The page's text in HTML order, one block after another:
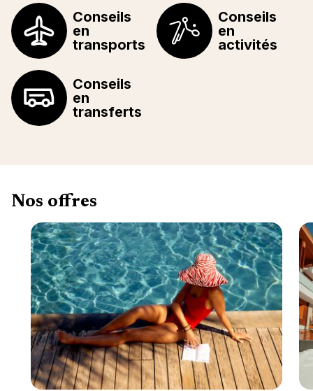
Conseils
en
transports
Conseils
en
activités
Conseils
en
transferts
Nos offres